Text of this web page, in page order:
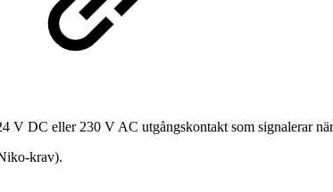
V DC eller 230 V AC utgångskontakt som signalerar
krav).